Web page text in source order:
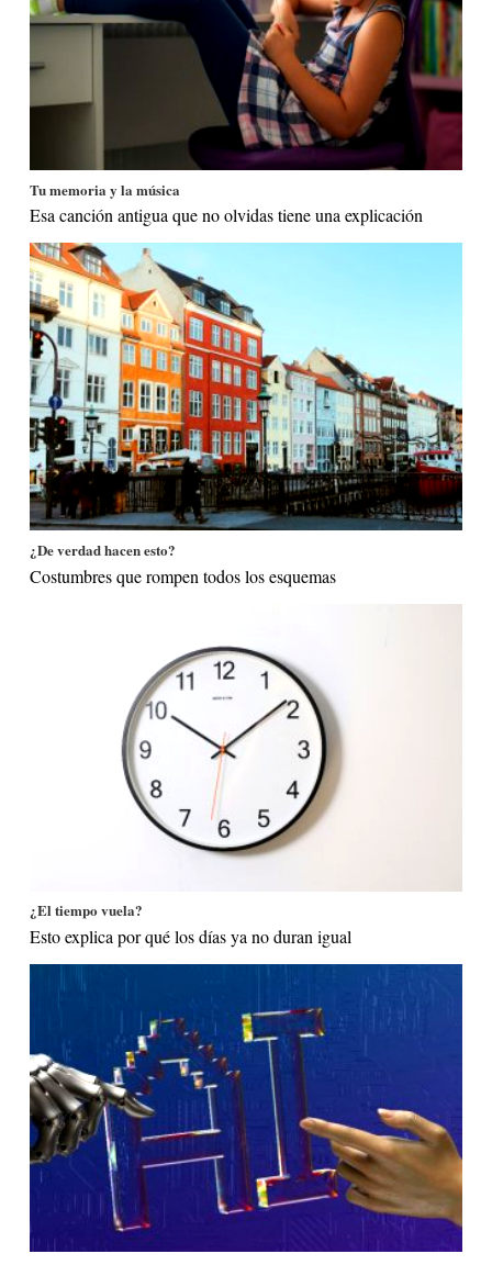
Tu memoria y la música
Esa canción antigua que no olvidas tiene una explicación
¿De verdad hacen esto?
Costumbres que rompen todos los esquemas
¿El tiempo vuela?
Esto explica por qué los días ya no duran igual